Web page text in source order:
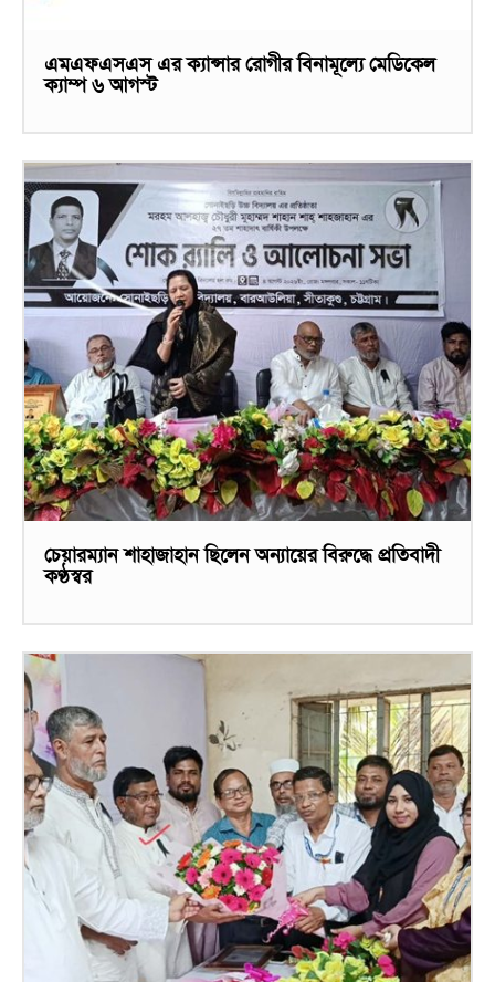
এমএফএসএস এর ক্যান্সার রোগীর বিনামূল্যে মেডিকেল
ক্যাম্প ৬ আগস্ট
চেয়ারম্যান শাহাজাহান ছিলেন অন্যায়ের বিরুদ্ধে প্রতিবাদী
কণ্ঠস্বর